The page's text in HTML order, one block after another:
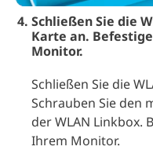
Schließen Sie die
Karte an.
Monitor.
Schließen Sie die
Schrauben Sie den
der WLAN Linkbox.
Ihrem Monitor.